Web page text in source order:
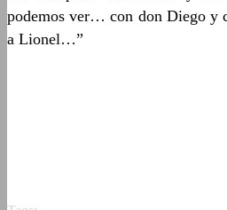
podemos ver… con don Diego y
a Lionel…”